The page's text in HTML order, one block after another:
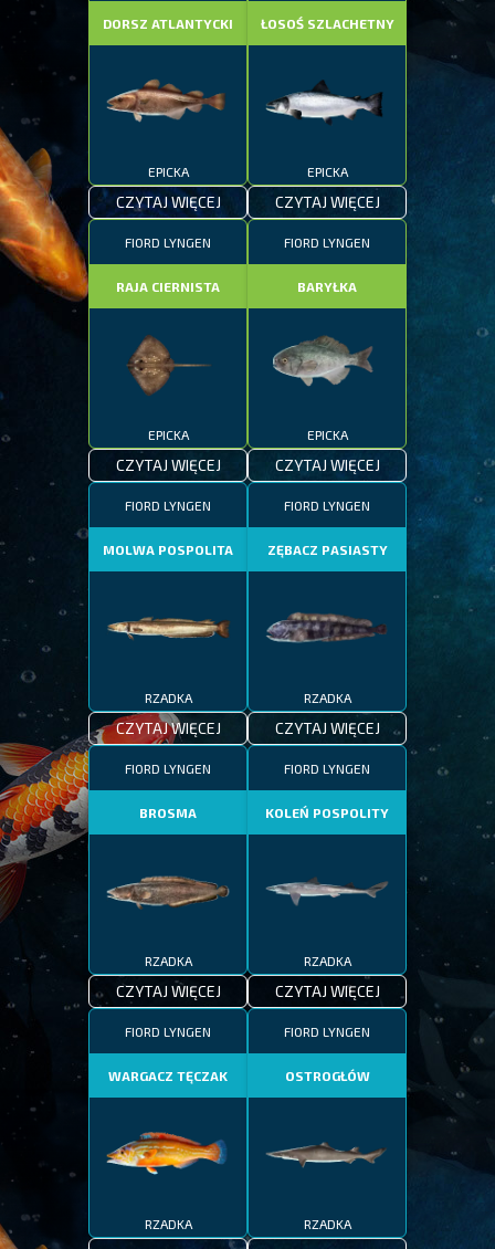
DORSZ ATLANTYCKI
EPICKA
CZYTAJ WIĘCEJ
ŁOSOŚ SZLACHETNY
EPICKA
CZYTAJ WIĘCEJ
FIORD LYNGEN
RAJA CIERNISTA
EPICKA
CZYTAJ WIĘCEJ
FIORD LYNGEN
BARYŁKA
EPICKA
CZYTAJ WIĘCEJ
FIORD LYNGEN
MOLWA POSPOLITA
RZADKA
CZYTAJ WIĘCEJ
FIORD LYNGEN
ZĘBACZ PASIASTY
RZADKA
CZYTAJ WIĘCEJ
FIORD LYNGEN
BROSMA
RZADKA
CZYTAJ WIĘCEJ
FIORD LYNGEN
KOLEŃ POSPOLITY
RZADKA
CZYTAJ WIĘCEJ
FIORD LYNGEN
WARGACZ TĘCZAK
RZADKA
FIORD LYNGEN
OSTROGŁÓW
RZADKA